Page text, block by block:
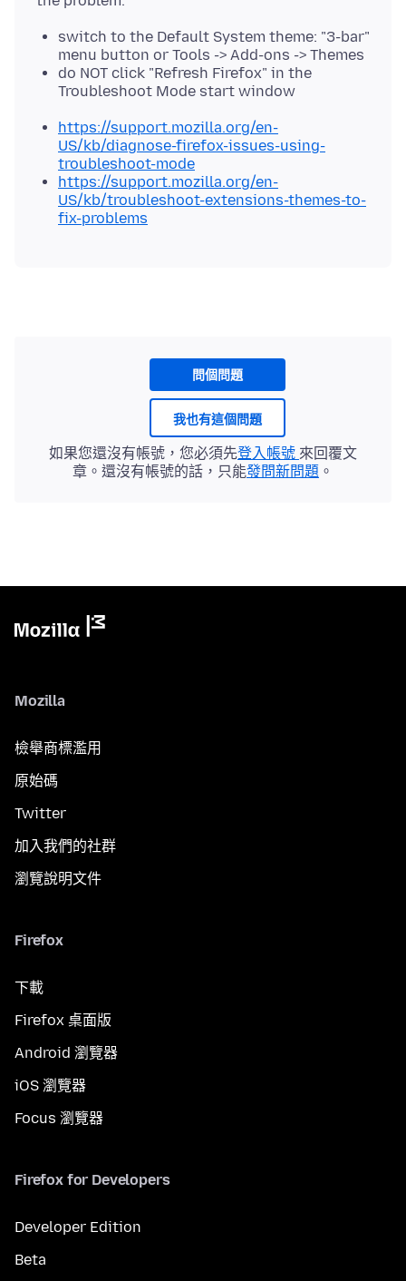
switch to the Default System theme: "3-bar"
menu button or Tools -> Add-ons -> Themes
do NOT click "Refresh Firefox" in the
Troubleshoot Mode start window
https://support.mozilla.org/en-
US/kb/diagnose-firefox-issues-using-
troubleshoot-mode
https://support.mozilla.org/en-
US/kb/troubleshoot-extensions-themes-to-
fix-problems
問個問題
我也有這個問題
如果您還沒有帳號，您必須先登入帳號 來回覆文
章。還沒有帳號的話，只能發問新問題 。
Mozilla
檢舉商標濫用
原始碼
Twitter
加入我們的社群
瀏覽說明文件
Firefox
下載
Firefox 桌面版
Android 瀏覽器
iOS 瀏覽器
Focus 瀏覽器
Firefox for Developers
Developer Edition
Beta